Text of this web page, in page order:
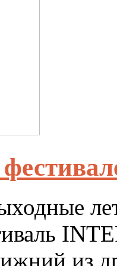
из